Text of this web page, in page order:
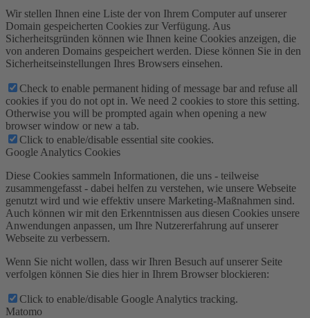
Wir stellen Ihnen eine Liste der von Ihrem Computer auf unserer
Domain gespeicherten Cookies zur Verfügung. Aus
Sicherheitsgründen können wie Ihnen keine Cookies anzeigen, die
von anderen Domains gespeichert werden. Diese können Sie in den
Sicherheitseinstellungen Ihres Browsers einsehen.
Check to enable permanent hiding of message bar and refuse all
cookies if you do not opt in. We need 2 cookies to store this setting.
Otherwise you will be prompted again when opening a new
browser window or new a tab.
Click to enable/disable essential site cookies.
Google Analytics Cookies
Diese Cookies sammeln Informationen, die uns - teilweise
zusammengefasst - dabei helfen zu verstehen, wie unsere Webseite
genutzt wird und wie effektiv unsere Marketing-Maßnahmen sind.
Auch können wir mit den Erkenntnissen aus diesen Cookies unsere
Anwendungen anpassen, um Ihre Nutzererfahrung auf unserer
Webseite zu verbessern.
Wenn Sie nicht wollen, dass wir Ihren Besuch auf unserer Seite
verfolgen können Sie dies hier in Ihrem Browser blockieren:
Click to enable/disable Google Analytics tracking.
Matomo